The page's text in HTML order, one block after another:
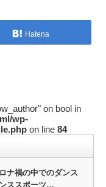
Hatena
on bool in
wp-
on line 84
ナ禍の中でのダンス
ススポーツ…